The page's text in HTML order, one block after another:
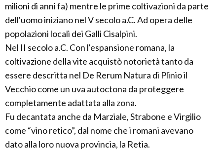
milioni di anni fa) mentre le prime coltivazioni da parte
dell'uomo iniziano nel V secolo a.C. Ad opera delle
popolazioni locali dei Galli Cisalpini.
Nel II secolo a.C. Con l'espansione romana, la
coltivazione della vite acquistò notorietà tanto da
essere descritta nel De Rerum Natura di Plinio il
Vecchio come un uva autoctona da proteggere
completamente adattata alla zona.
Fu decantata anche da Marziale, Strabone e Virgilio
come “vino retico”, dal nome che i romani avevano
dato alla loro nuova provincia, la Retia.